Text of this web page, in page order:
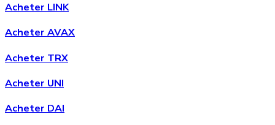
AcheterAvalanche
Acheter LINK
Acheter AVAX
Acheter TRX
Acheter UNI
Acheter DAI